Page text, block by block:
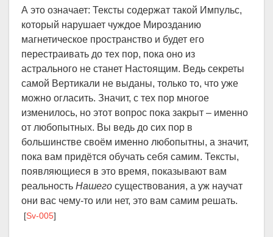
А это означает: Тексты содержат такой Импульс,
который нарушает чуждое Мирозданию
магнетическое пространство и будет его
перестраивать до тех пор, пока оно из
астрального не станет Настоящим. Ведь секреты
самой Вертикали не выданы, только то, что уже
можно огласить. Значит, с тех пор многое
изменилось, но этот вопрос пока закрыт – именно
от любопытных. Вы ведь до сих пор в
большинстве своём именно любопытны, а значит,
пока вам придётся обучать себя самим. Тексты,
появляющиеся в это время, показывают вам
реальность Нашего существования, а уж научат
они вас чему-то или нет, это вам самим решать.
[Sv-005]